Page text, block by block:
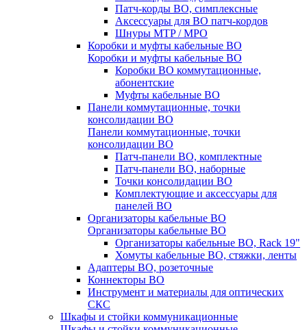
Патч-корды ВО, симплексные
Аксессуары для ВО патч-кордов
Шнуры MTP / MPO
Коробки и муфты кабельные ВО
Коробки и муфты кабельные ВО
Коробки ВО коммутационные,
абонентские
Муфты кабельные ВО
Панели коммутационные, точки
консолидации ВО
Панели коммутационные, точки
консолидации ВО
Патч-панели ВО, комплектные
Патч-панели ВО, наборные
Точки консолидации ВО
Комплектующие и аксессуары для
панелей ВО
Организаторы кабельные ВО
Организаторы кабельные ВО
Организаторы кабельные ВО, Rack 19"
Хомуты кабельные ВО, стяжки, ленты
Адаптеры ВО, розеточные
Коннекторы ВО
Инструмент и материалы для оптических
СКС
Шкафы и стойки коммуникационные